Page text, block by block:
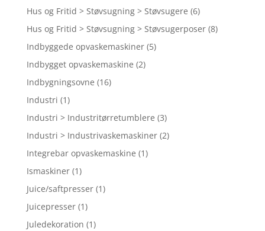
Hus og Fritid > Støvsugning > Støvsugere (6)
Hus og Fritid > Støvsugning > Støvsugerposer (8)
Indbyggede opvaskemaskiner (5)
Indbygget opvaskemaskine (2)
Indbygningsovne (16)
Industri (1)
Industri > Industritørretumblere (3)
Industri > Industrivaskemaskiner (2)
Integrebar opvaskemaskine (1)
Ismaskiner (1)
Juice/saftpresser (1)
Juicepresser (1)
Juledekoration (1)